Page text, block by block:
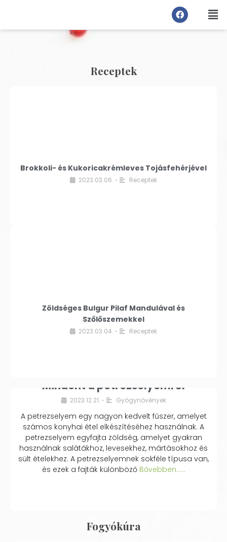
Receptek
Brokkoli- és Kukoricakrémleves Tojásfehérjével
2023.03.06. • Receptek
Zöldséges Bulgur Pilaf Mandulával és
Szőlőszemekkel
2023.03.04. • Receptek
Mindent a petrezselyemről
2023.12.21. • Gyógynövények
A petrezselyem egy nagyon kedvelt fűszer, amelyet
számos konyhai étel elkészítéséhez használnak. A
petrezselyem egyfajta zöldség, amelyet gyakran
használnak salátákhoz, levesekhez, mártásokhoz és
sült ételekhez. A petrezselyemnek sokféle típusa van,
és ezek a fajták különbözőBővebben...…
Fogyókúra